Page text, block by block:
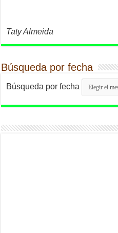
Taty Almeida
Búsqueda por fecha
Búsqueda por fecha